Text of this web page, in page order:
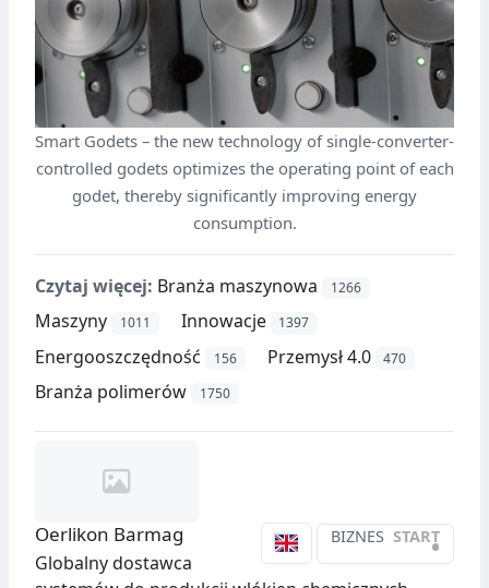
Smart Godets – the new technology of single-converter-
controlled godets optimizes the operating point of each
godet, thereby significantly improving energy
consumption.
Czytaj więcej: Branża maszynowa 1266
Maszyny 1011 Innowacje 1397
Energooszczędność 156 Przemysł 4.0 470
Branża polimerów 1750
BIZNES START
•
Oerlikon Barmag
Globalny dostawca